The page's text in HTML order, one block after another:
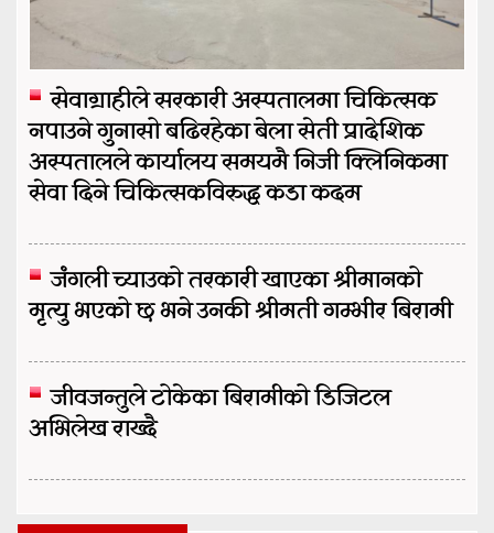
सेवाग्राहीले सरकारी अस्पतालमा चिकित्सक
नपाउने गुनासो बढिरहेका बेला सेती प्रादेशिक
अस्पतालले कार्यालय समयमै निजी क्लिनिकमा
सेवा दिने चिकित्सकविरुद्ध कडा कदम
जंगली च्याउको तरकारी खाएका श्रीमानको
मृत्यु भएको छ भने उनकी श्रीमती गम्भीर बिरामी
जीवजन्तुले टोकेका बिरामीको डिजिटल
अभिलेख राख्दै